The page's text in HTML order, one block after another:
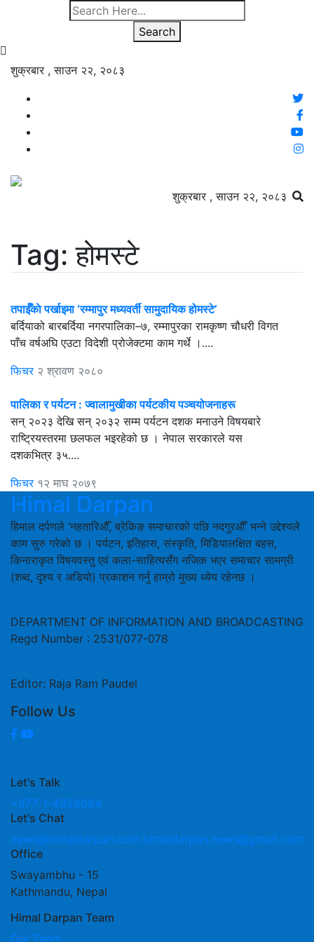
Search
शुक्रबार , साउन २२, २०८३
शुक्रबार , साउन २२, २०८३
Tag: होमस्टे
तपाईँकाे पर्खाइमा ‘रम्मापुर मध्यवर्ती सामुदायिक होमस्टे’
बर्दियाको बारबर्दिया नगरपालिका–७, रम्मापुरका रामकृष्ण चौधरी विगत
पाँच वर्षअघि एउटा विदेशी प्रोजेक्टमा काम गर्थे ।....
फिचर २ श्रावण २०८०
पालिका र पर्यटन : ज्वालामुखीका पर्यटकीय पञ्चयोजनाहरू
सन् २०२३ देखि सन् २०३२ सम्म पर्यटन दशक मनाउने विषयबारे
राष्ट्रियस्तरमा छलफल भइरहेको छ । नेपाल सरकारले यस
दशकभित्र ३५....
फिचर १२ माघ २०७९
Himal Darpan
हिमाल दर्पणले ‘नहतारिऔँ, ब्रेकिङ समाचारको पछि नदगुरऔँ’ भन्ने उद्देश्यले
काम सुरु गरेको छ । पर्यटन, इतिहास, संस्कृति, मिडियालक्षित बहस,
किनाराकृत विषयवस्तु एवं कला-साहित्यसँग नजिक भएर समाचार सामग्री
(शब्द, दृश्य र अडियो) प्रकाशन गर्नु हाम्रो मुख्य ध्येय रहेनछ ।
DEPARTMENT OF INFORMATION AND BROADCASTING
Regd Number : 2531/077-078
Editor: Raja Ram Paudel
Follow Us
Let's Talk
+977-1-4958064
Let's Chat
news@himaldarpan.com himaldarpan.news@gmail.com
Office
Swayambhu - 15
Kathmandu, Nepal
Himal Darpan Team
Our Team